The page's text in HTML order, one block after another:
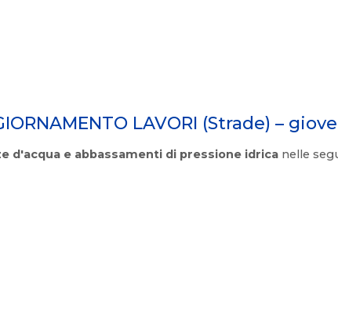
LAVORI (Strade) –
d'acqua e abbassamenti di pressione idrica nelle